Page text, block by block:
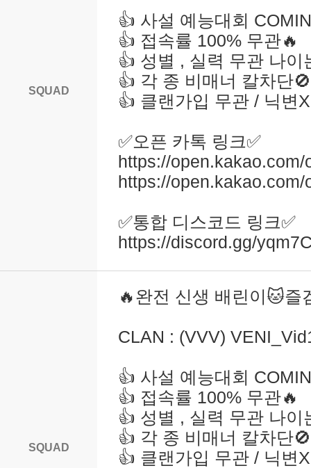
SQUAD
👍 사설 예능대회
👍 접속률 100% 무관🔥
👍 성별 , 실력 무관 나이
👍 각 종 비매너 칼차단🚫
👍 클랜가입 무관 / 닉변X
✅️오픈 카톡 링크✅️
https://
https://
✅️통합 디스코드 링크✅️
https://discord.gg/
SQUAD
🔥완전 신생 배린이🐱즐
CLAN : (VVV)
👍 사설 예능대회
👍 접속률 100% 무관🔥
👍 성별 , 실력 무관 나이
👍 각 종 비매너 칼차단🚫
👍 클랜가입 무관 / 닉변X